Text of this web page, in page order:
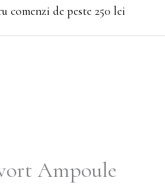
de peste 250 lei
Ampoule